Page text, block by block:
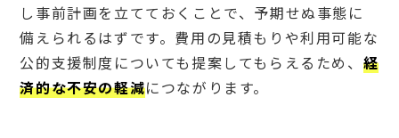
し事前計画を立てておくことで、予期せぬ事態に
備えられるはずです。費用の見積もりや利用可能な
公的支援制度についても提案してもらえるため、 経
済的な不安の軽減につながります。